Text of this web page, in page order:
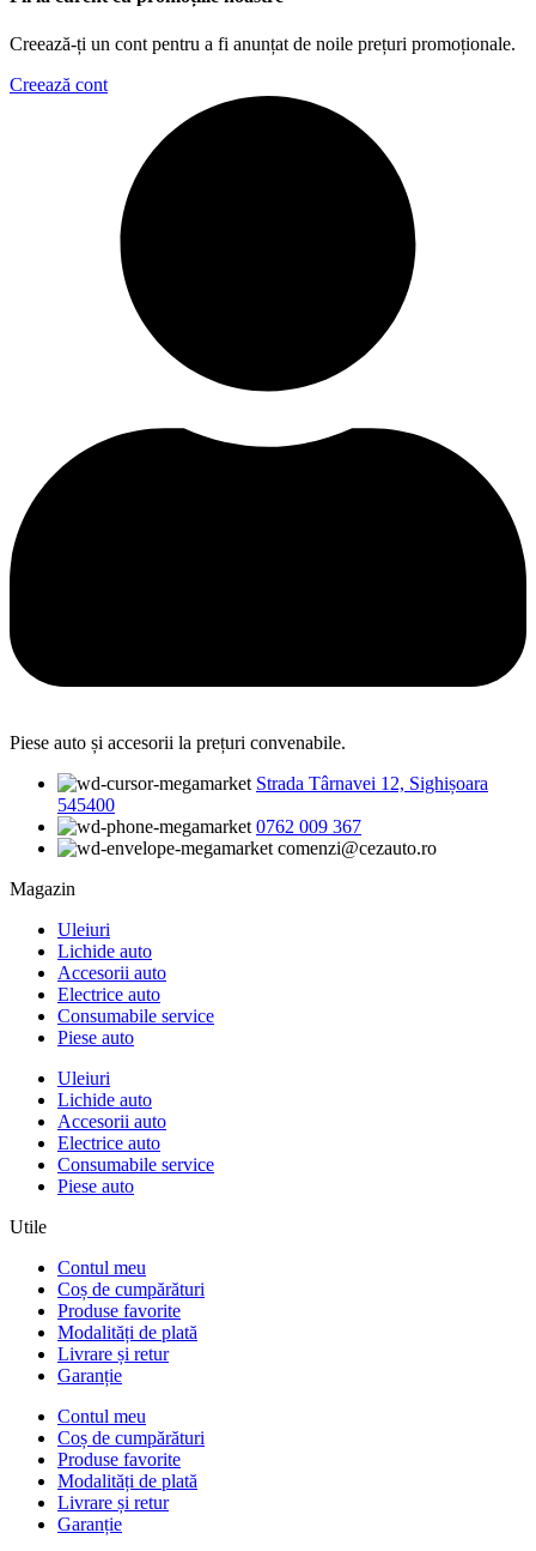
Creează-ți un cont pentru a fi anunțat de noile prețuri promoționale.
Creează cont
Piese auto și accesorii la prețuri convenabile.
Strada Târnavei 12, Sighișoara
545400
0762 009 367
comenzi@cezauto.ro
Magazin
Uleiuri
Lichide auto
Accesorii auto
Electrice auto
Consumabile service
Piese auto
Uleiuri
Lichide auto
Accesorii auto
Electrice auto
Consumabile service
Piese auto
Utile
Contul meu
Coș de cumpărături
Produse favorite
Modalități de plată
Livrare și retur
Garanție
Contul meu
Coș de cumpărături
Produse favorite
Modalități de plată
Livrare și retur
Garanție